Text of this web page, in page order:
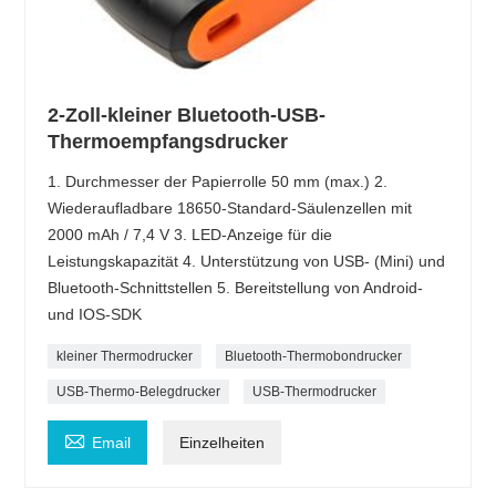
2-Zoll-kleiner Bluetooth-USB-
Thermoempfangsdrucker
1. Durchmesser der Papierrolle 50 mm (max.) 2.
Wiederaufladbare 18650-Standard-Säulenzellen mit
2000 mAh / 7,4 V 3. LED-Anzeige für die
Leistungskapazität 4. Unterstützung von USB- (Mini) und
Bluetooth-Schnittstellen 5. Bereitstellung von Android-
und IOS-SDK
kleiner Thermodrucker Bluetooth-Thermobondrucker
USB-Thermo-Belegdrucker USB-Thermodrucker
 Email Einzelheiten